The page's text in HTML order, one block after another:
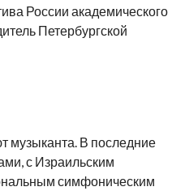
России академического
Петербургской
музыканта. В последние
с Израильским
симфоническим